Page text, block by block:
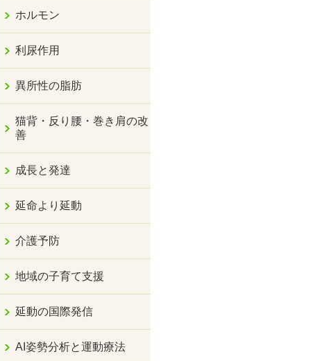
ホルモン
利尿作用
異所性の脂肪
猫背・反り腰・巻き肩の改
善
成長と発達
延命より延動
介護予防
地域の子育て支援
延動の国際発信
AI姿勢分析と運動療法